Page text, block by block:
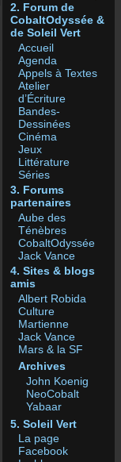
2. Forum de
CobaltOdyssée &
de Soleil Vert
Accueil
Agenda
Appels à Textes
Atelier
d’Écriture
Bandes-
Dessinées
Cinéma
Jeux
Littérature
Séries
3. Forums
partenaires
Aube des
Ténèbres
CobaltOdyssée
Jack Vance
4. Sites & blogs
amis
Albert Robida
Culture
Martienne
Jack Vance
Mars & la SF
Archives
John Koenig
NeoCobalt
Yabaar
5. Soleil Vert
La page
Facebook